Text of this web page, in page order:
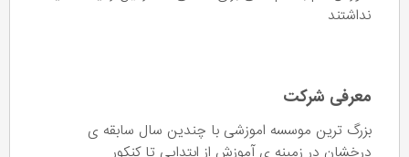
نداشتند
معرفی شرکت
بزرگ ترین موسسه اموزشی با چندین سال سابقه ی
درخشان در زمینه ی آموزش از ابتدایی تا کنکور